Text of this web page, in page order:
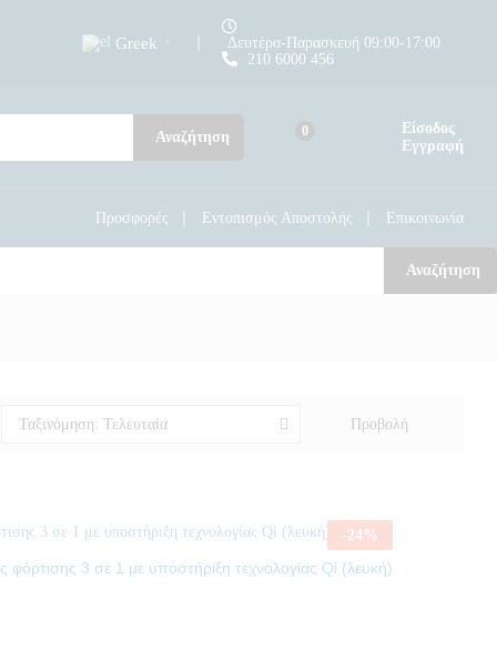
Greek
Δευτέρα-Παρασκευή 09:00-17:00
210 6000 456
Αναζήτηση 0
Είσοδος
Εγγραφή
Προσφορές Εντοπισμός Αποστολής Επικοινωνία
Αναζήτηση
Προβολή
Ταξινόμηση: Τελευταία
-24%
3 σε 1 με υποστήριξη τεχνολογίας Qi (λευκή)